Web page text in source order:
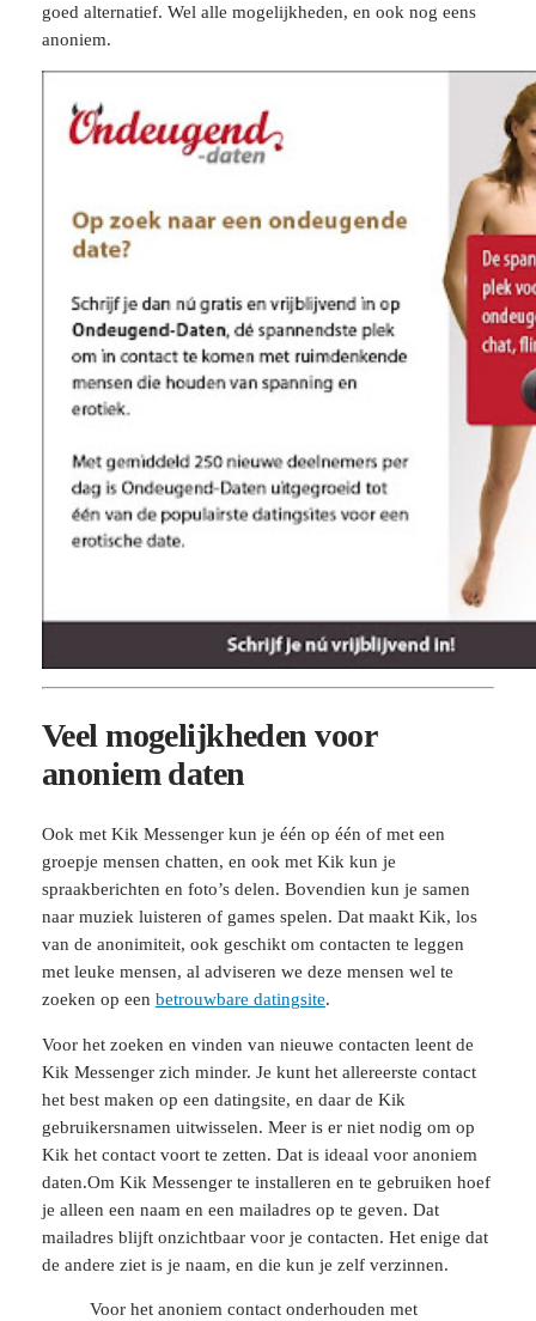
goed alternatief. Wel alle mogelijkheden, en ook nog eens
anoniem.
Veel mogelijkheden voor
anoniem daten
Ook met Kik Messenger kun je één op één of met een
groepje mensen chatten, en ook met Kik kun je
spraakberichten en foto’s delen. Bovendien kun je samen
naar muziek luisteren of games spelen. Dat maakt Kik, los
van de anonimiteit, ook geschikt om contacten te leggen
met leuke mensen, al adviseren we deze mensen wel te
zoeken op een betrouwbare datingsite.
Voor het zoeken en vinden van nieuwe contacten leent de
Kik Messenger zich minder. Je kunt het allereerste contact
het best maken op een datingsite, en daar de Kik
gebruikersnamen uitwisselen. Meer is er niet nodig om op
Kik het contact voort te zetten. Dat is ideaal voor anoniem
daten.Om Kik Messenger te installeren en te gebruiken hoef
je alleen een naam en een mailadres op te geven. Dat
mailadres blijft onzichtbaar voor je contacten. Het enige dat
de andere ziet is je naam, en die kun je zelf verzinnen.
Voor het anoniem contact onderhouden met